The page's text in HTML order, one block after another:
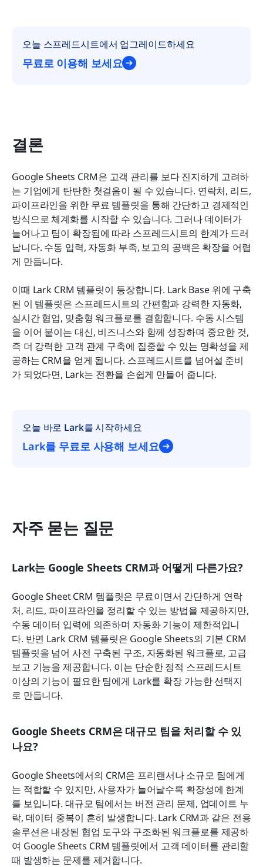
오늘 스프레드시트에서 업그레이드하세요
무료로 이용해 보세요
결론
Google Sheets CRM은 고객 관리를 보다 진지하게 고려하
는 기업에게 탄탄한 첫걸음이 될 수 있습니다. 연락처, 리드,
파이프라인을 위한 무료 템플릿을 통해 간단하고 경제적인
방식으로 체계화를 시작할 수 있습니다. 그러나 데이터가
늘어나고 팀이 확장됨에 따라 스프레드시트의 한계가 드러
납니다. 수동 입력, 자동화 부족, 보고의 공백은 확장을 어렵
게 만듭니다.
이때 Lark CRM 템플릿이 등장합니다. Lark Base 위에 구축
된 이 템플릿은 스프레드시트의 간편함과 강력한 자동화,
실시간 협업, 맞춤형 워크플로를 결합합니다. 수동 시스템
을 이어 붙이는 대신, 비즈니스와 함께 성장하며 중요한 것,
즉 더 강력한 고객 관계 구축에 집중할 수 있는 명확성을 제
공하는 CRM을 얻게 됩니다. 스프레드시트를 넘어설 준비
가 되었다면, Lark는 전환을 손쉽게 만들어 줍니다.
오늘 바로 Lark를 시작하세요
Lark를 무료로 사용해 보세요
자주 묻는 질문
Lark는 Google Sheets CRM과 어떻게 다른가요?
Google Sheet CRM 템플릿은 무료이면서 간단하게 연락
처, 리드, 파이프라인을 정리할 수 있는 방법을 제공하지만,
수동 데이터 입력에 의존하며 자동화 기능이 제한적입니
다. 반면 Lark CRM 템플릿은 Google Sheets의 기본 CRM
템플릿을 넘어 사전 구축된 구조, 자동화된 워크플로, 고급
보고 기능을 제공합니다. 이는 단순한 정적 스프레드시트
이상의 기능이 필요한 팀에게 Lark를 확장 가능한 선택지
로 만듭니다.
Google Sheets CRM은 대규모 팀을 처리할 수 있
나요?
Google Sheets에서의 CRM은 프리랜서나 소규모 팀에게
는 적합할 수 있지만, 사용자가 늘어날수록 확장성에 한계
를 보입니다. 대규모 팀에서는 버전 관리 문제, 업데이트 누
락, 데이터 중복이 흔히 발생합니다. Lark CRM과 같은 전용
솔루션은 내장된 협업 도구와 구조화된 워크플로를 제공하
여 Google Sheets CRM 템플릿에서 고객 데이터를 관리할
때 발생하는 문제를 제거합니다.